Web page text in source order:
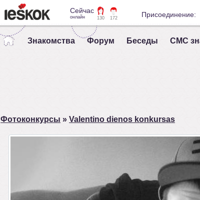
Сейчас
онлайн 130 172 Присоединение:
Знакомства Форум Беседы СМС
Фотоконкурсы » Valentino dienos konkursas